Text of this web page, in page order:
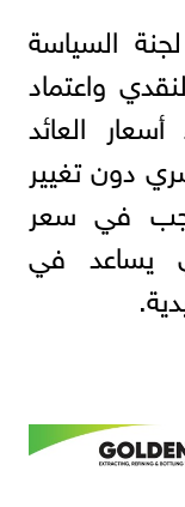
السياسة
واعتماد
العائد
دون تغيير
في سعر
يساعد في